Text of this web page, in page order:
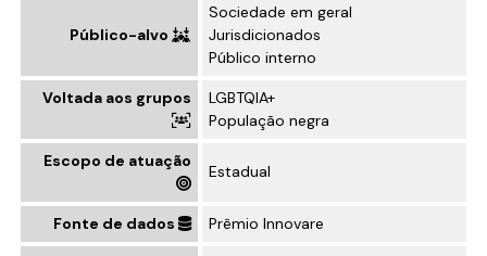
Público-alvo
Sociedade em geral
Jurisdicionados
Público interno
Voltada aos grupos
LGBTQIA+
População negra
Escopo de atuação
Estadual
Fonte de dados Prêmio Innovare